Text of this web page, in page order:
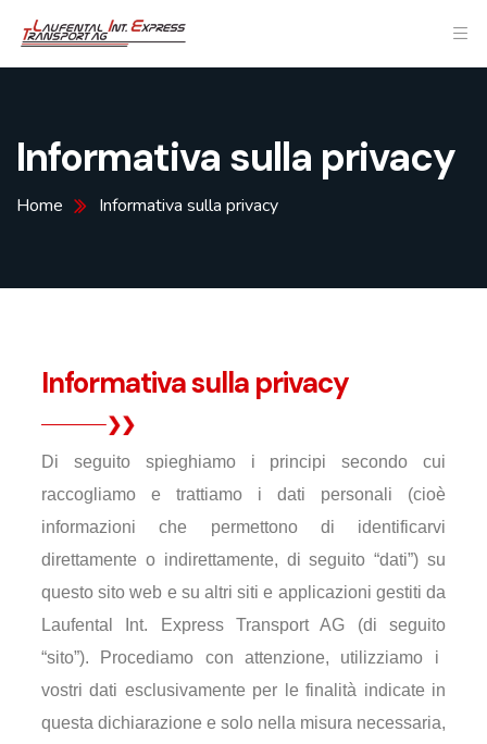
Informativa sulla privacy
Home Informativa sulla privacy
Informativa sulla privacy
Di seguito spieghiamo i principi secondo cui
raccogliamo e trattiamo i dati personali (cioè
informazioni
che permettonodi identificarvi
direttamente o indirettamente, diseguito “dati”)su
questo sito web e su altri siti e applicazioni gestiti da
Laufental
Int. Express Transport AG (di seguito
“sito”). Procediamo conattenzione, utilizziamo
i
vostri dati esclusivamente per lefinalità indicate in
questa dichiarazione e solo nella misura necessaria,